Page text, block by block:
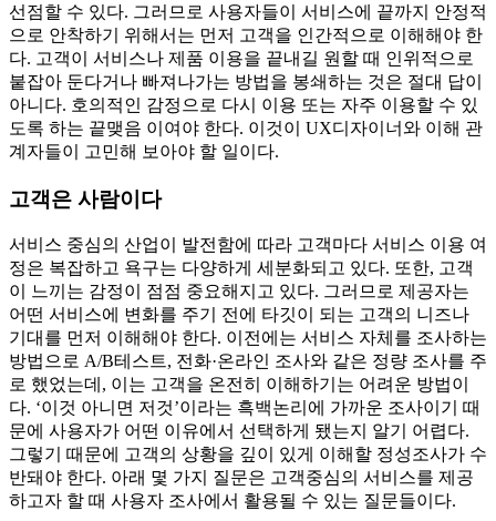
선점할 수 있다. 그러므로 사용자들이 서비스에 끝까지 안정적
으로 안착하기 위해서는 먼저 고객을 인간적으로 이해해야 한
다. 고객이 서비스나 제품 이용을 끝내길 원할 때 인위적으로
붙잡아 둔다거나 빠져나가는 방법을 봉쇄하는 것은 절대 답이
아니다. 호의적인 감정으로 다시 이용 또는 자주 이용할 수 있
도록 하는 끝맺음 이여야 한다. 이것이 UX디자이너와 이해 관
계자들이 고민해 보아야 할 일이다.
고객은 사람이다
서비스 중심의 산업이 발전함에 따라 고객마다 서비스 이용 여
정은 복잡하고 욕구는 다양하게 세분화되고 있다. 또한, 고객
이 느끼는 감정이 점점 중요해지고 있다. 그러므로 제공자는
어떤 서비스에 변화를 주기 전에 타깃이 되는 고객의 니즈나
기대를 먼저 이해해야 한다. 이전에는 서비스 자체를 조사하는
방법으로 A/B테스트, 전화·온라인 조사와 같은 정량 조사를 주
로 했었는데, 이는 고객을 온전히 이해하기는 어려운 방법이
다. ‘이것 아니면 저것’이라는 흑백논리에 가까운 조사이기 때
문에 사용자가 어떤 이유에서 선택하게 됐는지 알기 어렵다.
그렇기 때문에 고객의 상황을 깊이 있게 이해할 정성조사가 수
반돼야 한다. 아래 몇 가지 질문은 고객중심의 서비스를 제공
하고자 할 때 사용자 조사에서 활용될 수 있는 질문들이다.